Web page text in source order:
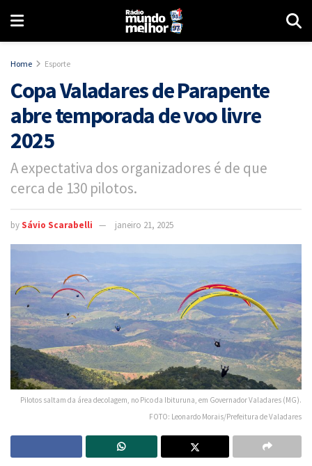
Home Esporte
Copa Valadares de Parapente
abre temporada de voo livre
2025
A expectativa dos organizadores é de que
cerca de 130 pilotos.
bySávio Scarabelli janeiro 21, 2025
Pilotos saltam da área decolagem, no Pico da Ibituruna, em Governador Valadares (MG).
FOTO: Leonardo Morais/Prefeitura de Valadares